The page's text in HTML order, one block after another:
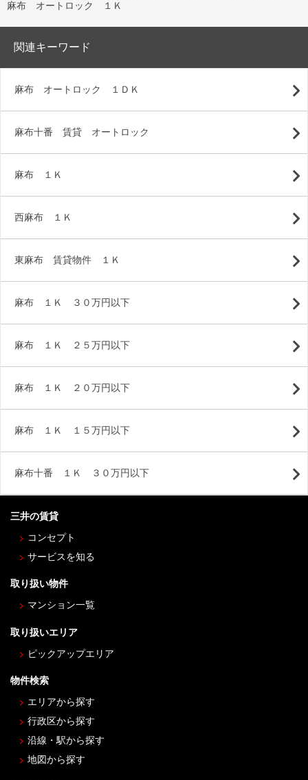
麻布 オートロック １Ｋ
関連キーワード
麻布 オートロック １ＤＫ
麻布十番 賃貸 オートロック
麻布 １Ｋ
西麻布 １Ｋ
東麻布 賃貸物件 １Ｋ
麻布 １Ｋ ３０万円以下
麻布 １Ｋ ２５万円以下
麻布 １Ｋ ２０万円以下
麻布 １Ｋ １５万円以下
麻布十番 １Ｋ ３０万円以下
三井の賃貸
コンセプト
サービスを知る
取り扱い物件
マンション一覧
取り扱いエリア
ピックアップエリア
物件検索
エリアから探す
行政区から探す
沿線・駅から探す
地図から探す